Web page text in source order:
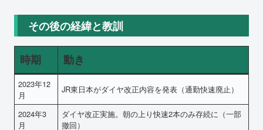
その後の経緯と教訓
時期 動き
2023年12
月
JR東日本がダイヤ改正内容を発表（通勤快速廃止）
2024年3
月
ダイヤ改正実施。朝の上り快速2本のみ存続に（一部
撤回）